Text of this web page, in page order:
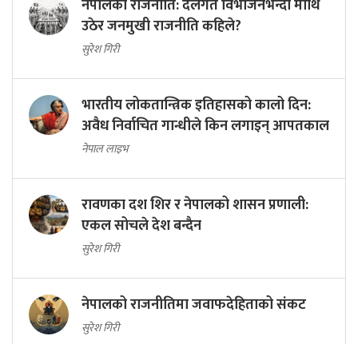
नेपालको राजनीति: दलगत विभाजनभन्दा माथि
उठेर जनमुखी राजनीति कहिले?
सुरेश गिरी
भारतीय लोकतान्त्रिक इतिहासको कालो दिन:
अवैध निर्वाचित गान्धीले किन लगाइन् आपतकाल
नेपाल लाइभ
रावणका दश शिर र नेपालको शासन प्रणाली:
एकल सोचले देश बन्दैन
सुरेश गिरी
नेपालको राजनीतिमा जवाफदेहिताको संकट
सुरेश गिरी